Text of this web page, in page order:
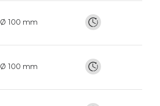
Ø 100 mm
Ø 100 mm